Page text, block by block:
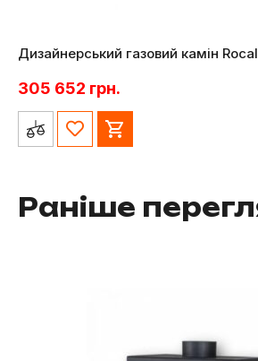
Дизайнерський газовий камін
305 652 грн.
Раніше